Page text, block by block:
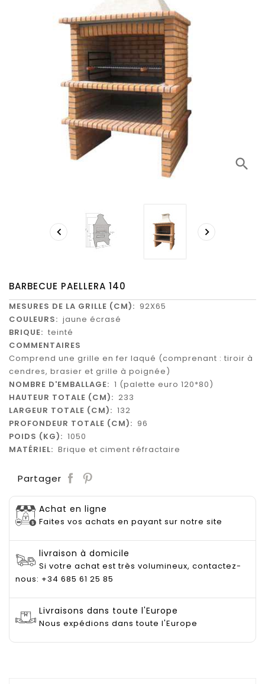
search
 
BARBECUE PAELLERA 140
MESURES DE LA GRILLE (CM): 92X65
COULEURS: jaune écrasé
BRIQUE: teinté
COMMENTAIRES
Comprend une grille en fer laqué (comprenant : tiroir à
cendres, brasier et grille à poignée)
NOMBRE D'EMBALLAGE: 1 (palette euro 120*80)
HAUTEUR TOTALE (CM): 233
LARGEUR TOTALE (CM): 132
PROFONDEUR TOTALE (CM): 96
POIDS (KG): 1050
MATÉRIEL: Brique et ciment réfractaire
Partager
Achat en ligne
Faites vos achats en payant sur notre site
livraison à domicile
Si votre achat est très volumineux, contactez-
nous: +34 685 61 25 85
Livraisons dans toute l'Europe
Nous expédions dans toute l'Europe